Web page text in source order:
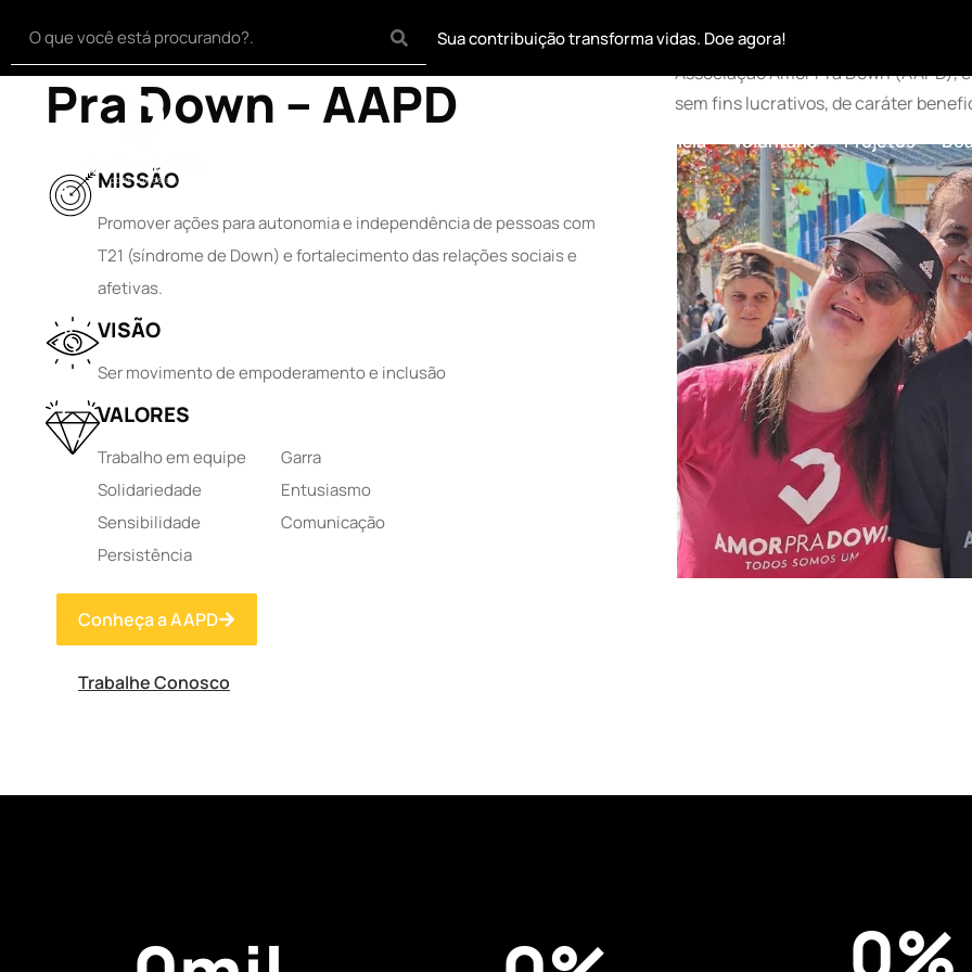
Sua contribuição transforma vidas. Doe agora!
Transparência Voluntário Projetos
A Associação Amor
Pra Down – AAPD
Associação Amor Pra Down (AAPD),
sem fins lucrativos, de caráter
MISSÃO
Promover ações para autonomia e independência de pessoas com
T21 (síndrome de Down) e fortalecimento das relações sociais e
afetivas.
VISÃO
Ser movimento de empoderamento e inclusão
VALORES
Trabalho em equipe
Solidariedade
Sensibilidade
Persistência
Garra
Entusiasmo
Comunicação
Conheça a AAPD
Trabalhe Conosco